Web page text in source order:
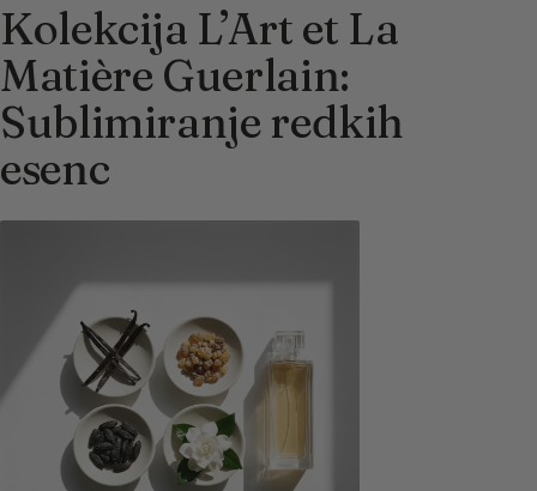
Kolekcija L’Art et La
Matière Guerlain:
Sublimiranje redkih
esenc